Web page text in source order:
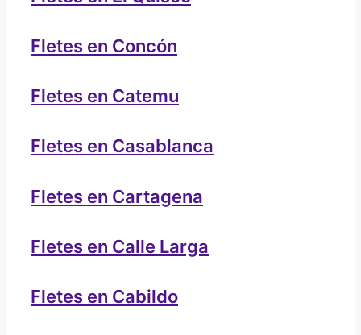
Fletes en Concón
Fletes en Catemu
Fletes en Casablanca
Fletes en Cartagena
Fletes en Calle Larga
Fletes en Cabildo